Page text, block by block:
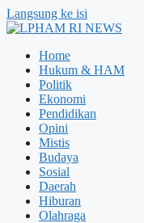
Langsung ke isi
Home
Hukum & HAM
Politik
Ekonomi
Pendidikan
Opini
Mistis
Budaya
Sosial
Daerah
Hiburan
Olahraga